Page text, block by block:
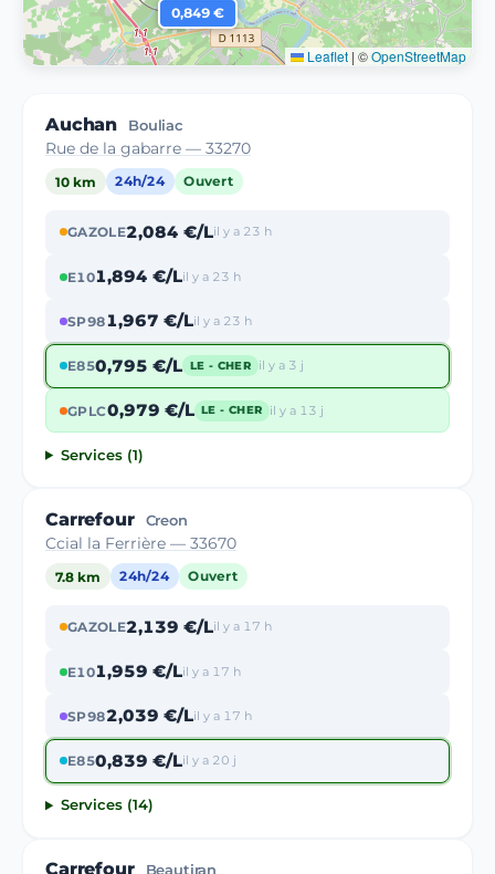
0,849 €
Leaflet | ©OpenStreetMap
Auchan Bouliac
Rue de la gabarre — 33270
10 km 24h/24 Ouvert
GAZOLE2,084 €/Lil y a 23 h
E101,894 €/Lil y a 23 h
SP981,967 €/Lil y a 23 h
E850,795 €/L LE - CHER il y a 3 j
GPLC0,979 €/L LE - CHER il y a 13 j
Services (1)
Carrefour Creon
Ccial la Ferrière — 33670
7.8 km 24h/24 Ouvert
GAZOLE2,139 €/Lil y a 17 h
E101,959 €/Lil y a 17 h
SP982,039 €/Lil y a 17 h
E850,839 €/Lil y a 20 j
Services (14)
Carrefour Beautiran